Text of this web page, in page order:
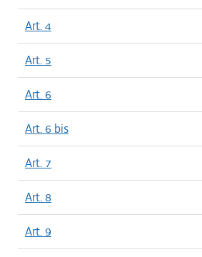
Art. 4
Art. 5
Art. 6
Art. 6 bis
Art. 7
Art. 8
Art. 9